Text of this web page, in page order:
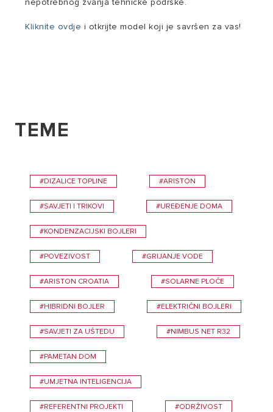
nepotrebnog zvanja tehničke podrške.
Kliknite ovdje i otkrijte model koji je savršen za vas!
TEME
#DIZALICE TOPLINE #ARISTON
#SAVJETI I TRIKOVI #UREĐENJE DOMA
#KONDENZACIJSKI BOJLERI
#POVEZIVOST #GRIJANJE VODE
#ARISTON CROATIA #SOLARNE PLOČE
#HIBRIDNI BOJLER #ELEKTRIČNI BOJLERI
#SAVJETI ZA UŠTEDU #NIMBUS NET R32
#PAMETAN DOM
#UMJETNA INTELIGENCIJA
#REFERENTNI PROJEKTI #ODRŽIVOST